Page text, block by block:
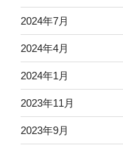
2024年7月
2024年4月
2024年1月
2023年11月
2023年9月